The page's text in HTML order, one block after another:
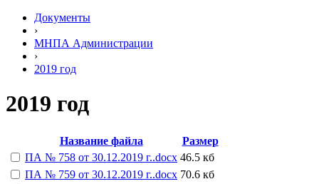
Документы
›
МНПА Администрации
›
2019 год
2019 год
Название файла
Размер
ПА № 758 от 30.12.2019 г..docx 46.5 кб
ПА № 759 от 30.12.2019 г..docx 70.6 кб